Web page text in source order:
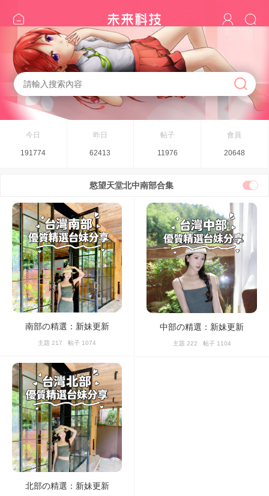
今日
191774
昨日
62413
帖子
11976
會員
20648
慾望天堂北中南部合集
南部の精選：新妹更新
主題 217 帖子 1074
中部の精選：新妹更新
主題 222 帖子 1104
北部の精選：新妹更新